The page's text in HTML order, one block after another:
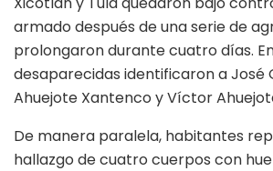
armado después de una serie de
prolongaron durante cuatro días.
desaparecidas identificaron a José
Ahuejote Xantenco y Víctor
De manera paralela, habitantes
hallazgo de cuatro cuerpos con